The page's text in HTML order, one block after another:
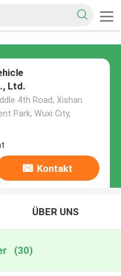
Ltd.
4th Road, Xishan
Park, Wuxi City,
Kontakt
ÜBER UNS
(30)